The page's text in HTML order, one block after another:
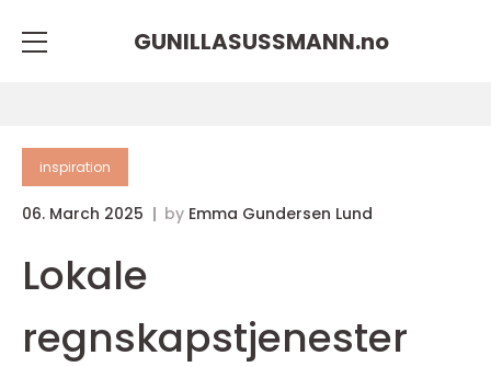
GUNILLASUSSMANN.no
inspiration
06. March 2025 by Emma Gundersen Lund
Lokale
regnskapstjenester